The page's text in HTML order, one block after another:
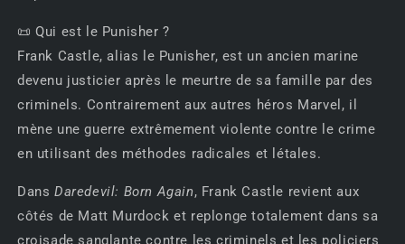
📜 Qui est le Punisher ?
Frank Castle, alias le Punisher, est un ancien marine
devenu justicier après le meurtre de sa famille par des
criminels. Contrairement aux autres héros Marvel, il
mène une guerre extrêmement violente contre le crime
en utilisant des méthodes radicales et létales.
Dans Daredevil: Born Again, Frank Castle revient aux
côtés de Matt Murdock et replonge totalement dans sa
croisade sanglante contre les criminels et les policiers